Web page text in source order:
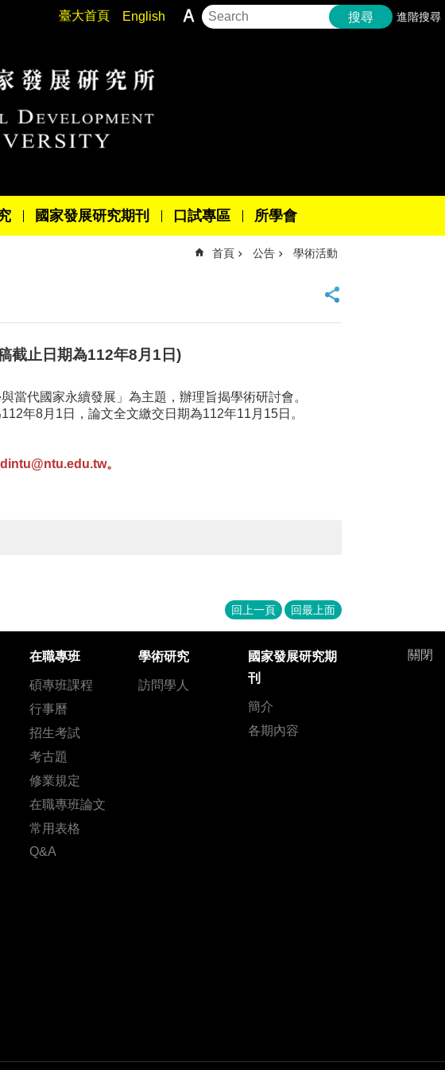
臺大首頁 English 搜尋 進階搜尋
國家發展研究期刊 口試專區 所學會
首頁 公告 學術活動
截止日期為112年8月1日)
當代國家永續發展」為主題，辦理旨揭學術研討會。
年8月1日，論文全文繳交日期為112年11月15日。
。
回上一頁 回最上面
關閉
在職專班
碩專班課程
行事曆
招生考試
考古題
修業規定
在職專班論文
常用表格
Q&A
學術研究
訪問學人
國家發展研究期
刊
簡介
各期內容